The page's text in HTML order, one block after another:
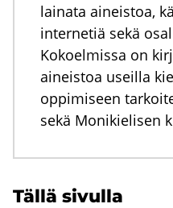
lainata aineistoa,
internetiä sekä
Kokoelmissa on
aineistoa useilla
oppimiseen
sekä Monikielisen
Tällä si­vul­la